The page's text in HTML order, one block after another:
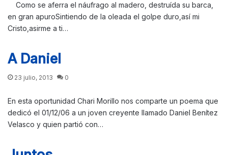
Como se aferra el náufrago al madero, destruída su barca,
en gran apuroSintiendo de la oleada el golpe duro,así mi
Cristo,asirme a ti…
A Daniel
23 julio, 2013 0
En esta oportunidad Chari Morillo nos comparte un poema que
dedicó el 01/12/06 a un joven creyente llamado Daniel Benítez
Velasco y quien partió con…